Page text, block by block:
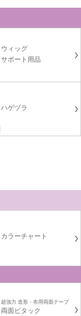
ウィッグ
サポート用品
ハゲヅラ
カラーチャート
超強力 造形・布用両面テープ
両面ピタック